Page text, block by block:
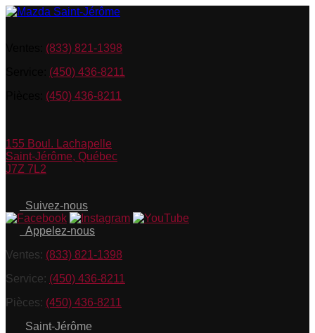
(833) 821-1398
(450) 436-8211
(450) 436-8211
155 Boul. Lachapelle
Saint-Jérôme, Québec
J7Z 7L2
Suivez-nous
Appelez-nous
Ventes: (833) 821-1398
Service: (450) 436-8211
Pièces: (450) 436-8211
Saint-Jérôme